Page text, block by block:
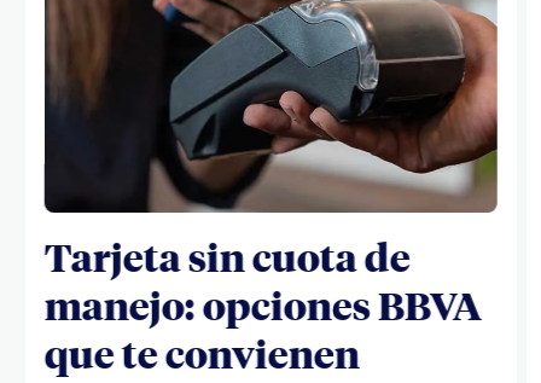
Tarjeta sin cuota de
manejo: opciones BBVA
que te convienen